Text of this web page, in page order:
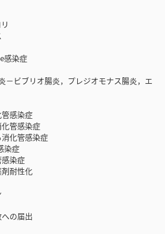
染症
－ビブリオ腸炎，プレジオモナス腸炎，エ
感染症
管感染症
化管感染症
染症
染症
耐性化
の届出